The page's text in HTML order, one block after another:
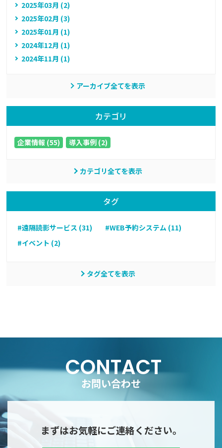
2025年03月 (2)
2025年02月 (3)
2025年01月 (1)
2024年12月 (1)
2024年11月 (1)
アーカイブ全てを表示
カテゴリ
企業情報 (55) 導入事例 (2)
カテゴリ全てを表示
タグ
#遠隔読影サービス (31)
#WEB予約システム (11)
#イベント (2)
タグ全てを表示
CONTACT
お問い合わせ
まずはお気軽にご連絡ください。